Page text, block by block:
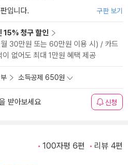
입니다. 구판 보기
15% 청구 할인
30만원 또는 60만원 이용 시) / 카드
없어도 최대 1만원 혜택 제공
소득공제 650원
받아보세요 신청
100자평 6편 리뷰 4편